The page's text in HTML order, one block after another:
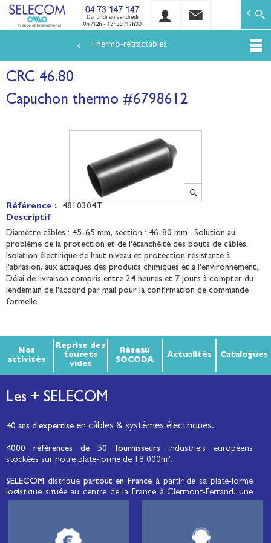
au
contenu
SELECOM
Matériels de réseaux électriques basse tension et
Thermo-rétractables
CRC 46.80
Capuchon thermo #6798612
Référence :
4810304T
Descriptif
Diamètre câbles : 45-65 mm, section : 46-80 mm . Solution au
problème de la protection et de l'étanchéité des bouts de câbles.
Isolation électrique de haut niveau et protection résistante à
l'abrasion, aux attaques des produits chimiques et à l'environnement.
Délai de livraison compris entre 24 heures et 7 jours à compter du
lendemain de l'accord par mail pour la confirmation de commande
formelle.
Nos
activités
Reprise des
tourets
vides
Réseau
SOCODA
Actualités Catalogues
Les + SELECOM
40 ans d’expertise en câbles & systèmes électriques.
4000 références de 50 fournisseurs industriels européens
stockées sur notre plate-forme de 18 000m².
SELECOM distribue partout en France à partir de sa plate-forme
logistique située au centre de la France à Clermont-Ferrand, une
, de matériel
d’éclairage public et d'éco-mobilité destinée aux professionnels de